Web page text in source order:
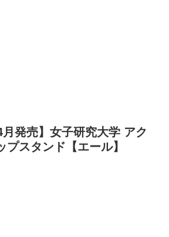
月発売】女子研究大学 アク
プスタンド【エール】